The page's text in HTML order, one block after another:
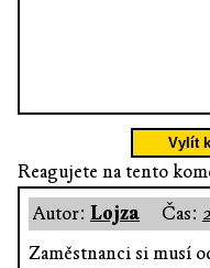
Vylít
Reagujete na tento
Autor: Lojza Čas:
Zaměstnanci si musí